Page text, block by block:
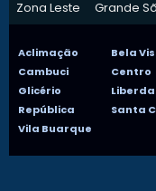
Zona Leste Grande
Aclimação Bela
Cambuci
Centro
Glicério
República
Santa
Vila Buarque